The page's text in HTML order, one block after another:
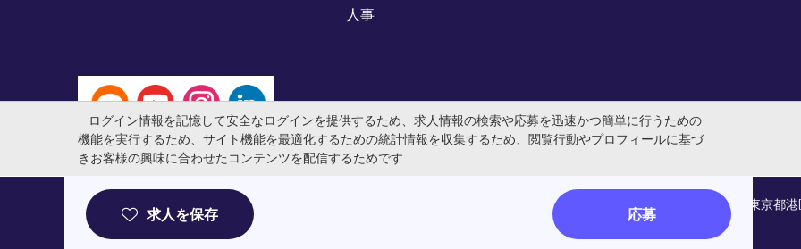
求人を保存 応募
人事
© マイケル・ペイジ・インターナショナル・ジャパン株式会社 法人番号：0104-01-043253 本社所在地：〒105-0001 東京都
介事業許可番号：13-ユ-040405 ／ 労働者派遣事業許可番号：派13-300434
ログイン情報を記憶して安全なログインを提供するため、求人情報の検索や応募を迅速かつ簡単に行うための
機能を実行するため、サイト機能を最適化するための統計情報を収集するため、閲覧行動やプロフィールに基づ
きお客様の興味に合わせたコンテンツを配信するためです